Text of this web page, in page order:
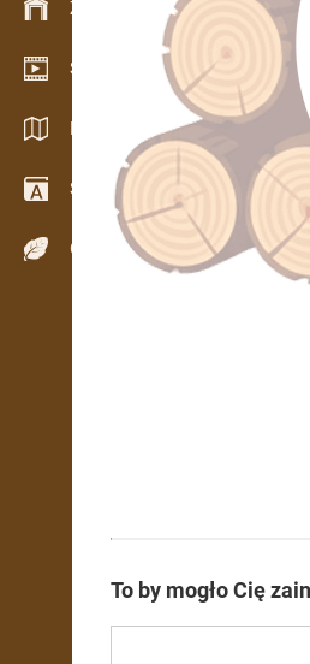
Zarządzanie zapasem
Salon wideo
Katalogi / Broszury
Słownik
Gatunki drewna
To by mogło Cię